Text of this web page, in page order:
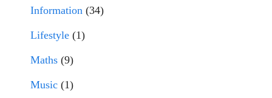
Information (34)
Lifestyle (1)
Maths (9)
Music (1)